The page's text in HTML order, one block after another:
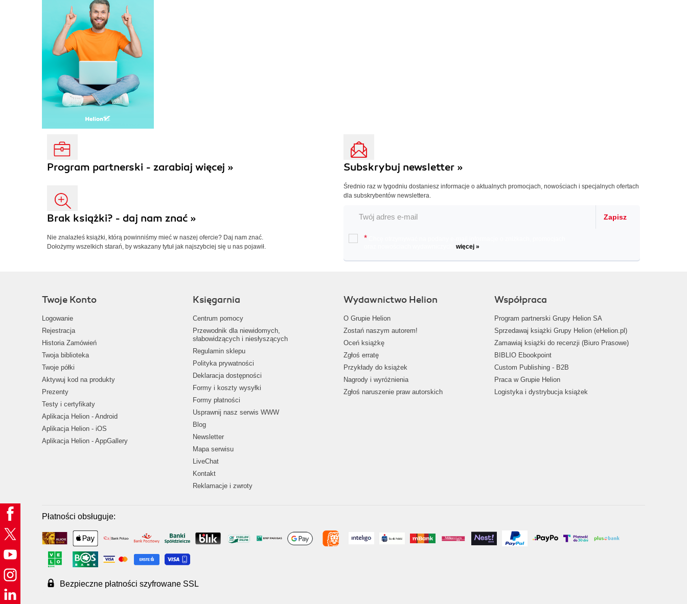
Program partnerski - zarabiaj więcej »
Brak książki? - daj nam znać »
Nie znalazłeś książki, którą powinniśmy mieć w naszej ofercie? Daj nam znać.
Dołożymy wszelkich starań, by wskazany tytuł jak najszybciej się u nas pojawił.
Subskrybuj newsletter »
Średnio raz w tygodniu dostaniesz informacje o aktualnych promocjach, nowościach i specjalnych ofertach
dla subskrybentów newslettera.
Zapisz
*
więcej »
Twoje Konto
Logowanie
Rejestracja
Historia Zamówień
Twoja biblioteka
Twoje półki
Aktywuj kod na produkty
Prezenty
Testy i certyfikaty
Aplikacja Helion - Android
Aplikacja Helion - iOS
Aplikacja Helion - AppGallery
Księgarnia
Centrum pomocy
Przewodnik dla niewidomych,
słabowidzących i niesłyszących
Regulamin sklepu
Polityka prywatności
Deklaracja dostępności
Formy i koszty wysyłki
Formy płatności
Usprawnij nasz serwis WWW
Blog
Newsletter
Mapa serwisu
LiveChat
Kontakt
Reklamacje i zwroty
Wydawnictwo Helion
O Grupie Helion
Zostań naszym autorem!
Oceń książkę
Zgłoś erratę
Przykłady do książek
Nagrody i wyróżnienia
Zgłoś naruszenie praw autorskich
Współpraca
Program partnerski Grupy Helion SA
Sprzedawaj książki Grupy Helion (eHelion.pl)
Zamawiaj książki do recenzji (Biuro Prasowe)
BIBLIO Ebookpoint
Custom Publishing - B2B
Praca w Grupie Helion
Logistyka i dystrybucja książek
Płatności obsługuje:
Bezpieczne płatności szyfrowane SSL